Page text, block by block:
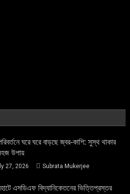
ঘরে ঘরে বাড়ছে জ্বর-কাশি: সুস্থ থাকার
উপায়
27, 2026 Subrata Mukerjee
এসডিএফ বিদ্যানিকেতনের ভিত্তিপ্রস্তর